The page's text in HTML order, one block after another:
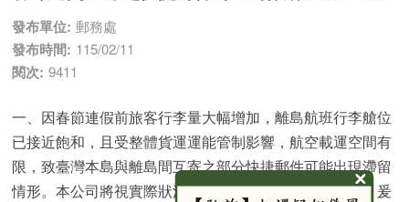
發布單位: 郵務處
發布時間: 115/02/11
閱次: 9411
一、因春節連假前旅客行李量大幅增加，離島航班行李艙位
已接近飽和，且受整體貨運運能管制影響，航空載運空間有
限，致臺灣本島與離島間互寄之部分快捷郵件可能出現滯留
情形。本公司將視實際狀況必要時亦可能改以水路運輸，爰